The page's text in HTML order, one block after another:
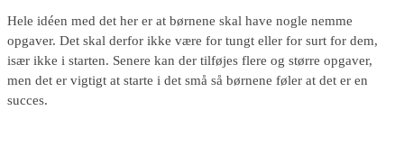
Hele idéen med det her er at børnene skal have nogle nemme
opgaver. Det skal derfor ikke være for tungt eller for surt for dem,
især ikke i starten. Senere kan der tilføjes flere og større opgaver,
men det er vigtigt at starte i det små så børnene føler at det er en
succes.